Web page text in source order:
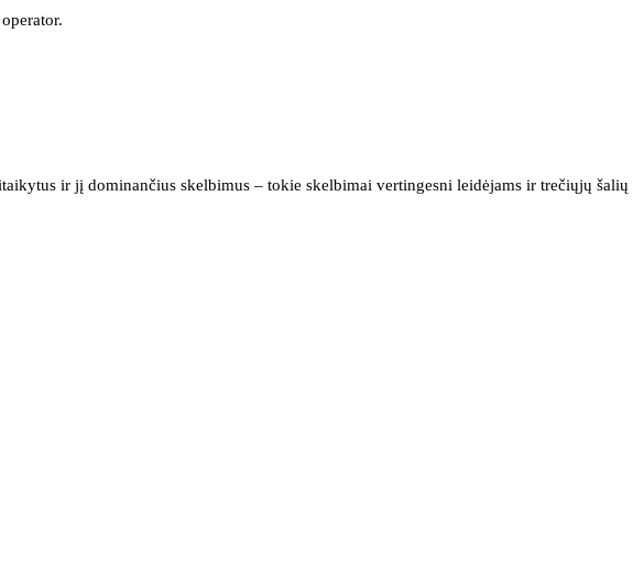
ir jį dominančius skelbimus – tokie skelbimai vertingesni leidėjams ir trečiųjų šalių